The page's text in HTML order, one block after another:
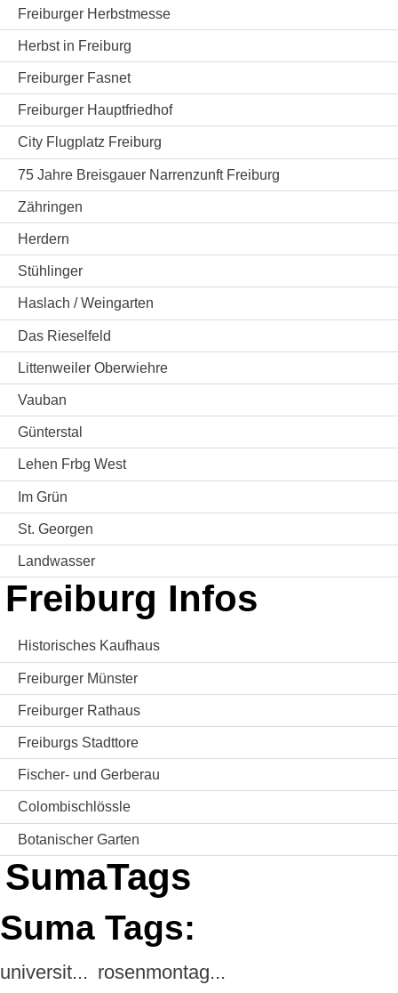
Freiburger Herbstmesse
Herbst in Freiburg
Freiburger Fasnet
Freiburger Hauptfriedhof
City Flugplatz Freiburg
75 Jahre Breisgauer Narrenzunft Freiburg
Zähringen
Herdern
Stühlinger
Haslach / Weingarten
Das Rieselfeld
Littenweiler Oberwiehre
Vauban
Günterstal
Lehen Frbg West
Im Grün
St. Georgen
Landwasser
Freiburg Infos
Historisches Kaufhaus
Freiburger Münster
Freiburger Rathaus
Freiburgs Stadttore
Fischer- und Gerberau
Colombischlössle
Botanischer Garten
SumaTags
Suma Tags:
universit... rosenmontag...